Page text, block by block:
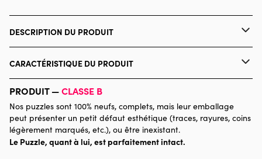
DESCRIPTION DU PRODUIT
Simply, Katy
CARACTÉRISTIQUE DU PRODUIT
Catégorie
Puzzles - Forêts, Fleurs et
Jardins
PRODUIT —CLASSE B
Nos puzzles sont 100% neufs, complets, mais leur emballage
peut présenter un petit défaut esthétique (traces, rayures, coins
légèrement marqués, etc.), ou être inexistant.
Le Puzzle, quant à lui, est parfaitement intact.